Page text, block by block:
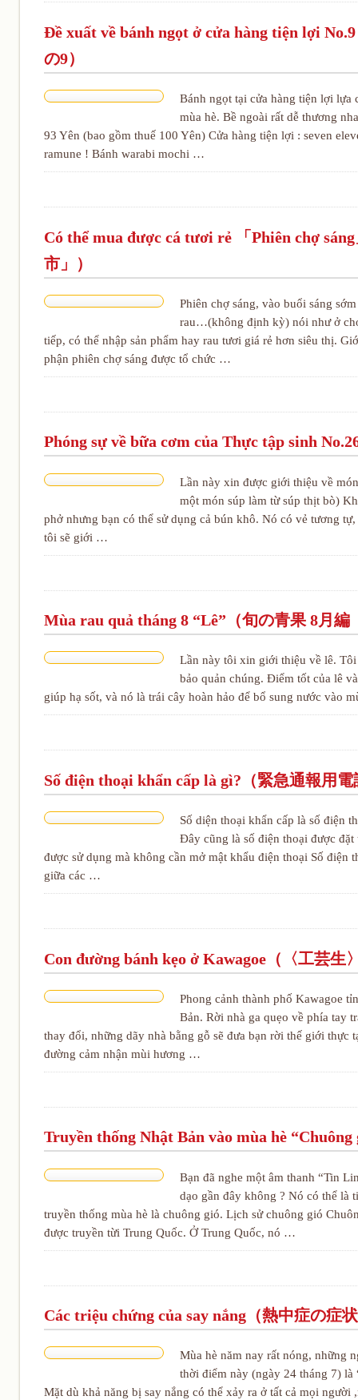
Đề xuất về bánh ngọt ở cửa hàng tiện lợi
の9）
Bánh ngọt tại cửa hàng tiện lợi
mùa hè. Bề ngoài rất dễ thương
93 Yên (bao gồm thuế 100 Yên) Cửa hàng tiện lợi : seven
ramune ! Bánh warabi mochi …
Có thể mua được cá tươi rẻ 「Phiên chợ
市」）
Phiên chợ sáng, vào buổi sáng
rau…(không định kỳ) nói như ở
tiếp, có thể nhập sản phẩm hay rau tươi giá rẻ hơn siêu thị.
phận phiên chợ sáng được tổ chức …
Phóng sự về bữa cơm của Thực tập sinh
Lần này xin được giới thiệu về
một món súp làm từ súp thịt bò)
phở nhưng bạn có thể sử dụng cả bún khô. Nó có vẻ tương
tôi sẽ giới …
Mùa rau quả tháng 8 “Lê”（旬の青果 8月編
Lần này tôi xin giới thiệu về lê. Tôi
bảo quản chúng. Điểm tốt của lê
giúp hạ sốt, và nó là trái cây hoàn hảo để bổ sung nước vào
Số điện thoại khẩn cấp là gì?（緊急通報用
Số diện thoại khẩn cấp là số điện
Đây cũng là số điện thoại được
được sử dụng mà không cần mở mật khẩu điện thoại Số điện
giữa các …
Con đường bánh kẹo ở Kawagoe（〈工芸
Phong cảnh thành phố Kawagoe
Bản. Rời nhà ga quẹo về phía tay
thay đổi, những dãy nhà bằng gỗ sẽ đưa bạn rời thế giới
đường cảm nhận mùi hương …
Truyền thống Nhật Bản vào mùa hè
Bạn đã nghe một âm thanh “Tin
dạo gần đây không ? Nó có thể là
truyền thống mùa hè là chuông gió. Lịch sử chuông gió
được truyền từi Trung Quốc. Ở Trung Quốc, nó …
Các triệu chứng của say nắng（熱中症の症
Mùa hè năm nay rất nóng, những
thời điểm này (ngày 24 tháng 7)
Mặt dù khả năng bị say nắng có thể xảy ra ở tất cả mọi